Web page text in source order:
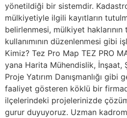
yönetildiği bir sistemdir.
mülkiyetiyle ilgili kayıtların
belirlenmesi, mülkiyet
kullanımının düzenlenmesi gibi
Kimiz? Tez Pro Map TEZ PRO
yana Harita Mühendislik, İnşaat,
Proje Yatırım Danışmanlığı
faaliyet gösteren köklü bir
ilçelerindeki projelerinizde
gurur duyuyoruz. Uzman